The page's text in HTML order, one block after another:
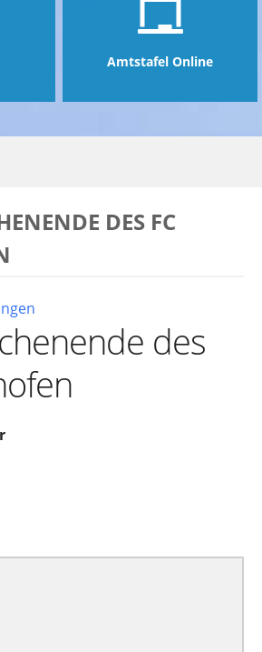
Amtstafel Online
DES FC
des